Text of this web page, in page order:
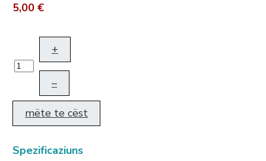
5,00 €
+
–
mëte te cëst
Spezificaziuns